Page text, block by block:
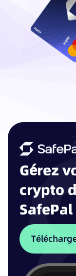
Gérez
crypto
SafePal